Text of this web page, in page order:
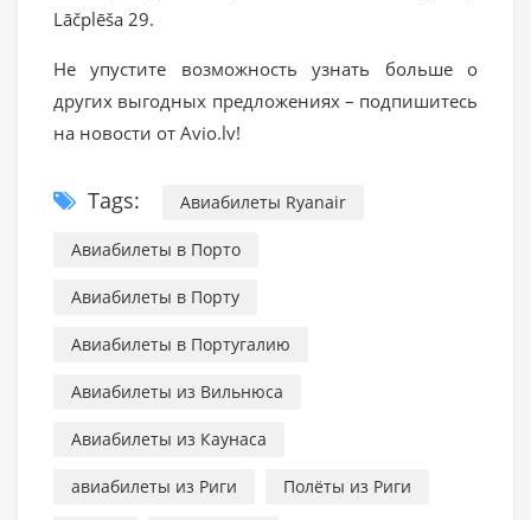
Lāčplēša 29.
Не упустите возможность узнать больше о
других выгодных предложениях – подпишитесь
на новости от Avio.lv!
Tags: Авиабилеты Ryanair
Авиабилеты в Порто
Авиабилеты в Порту
Авиабилеты в Португалию
Авиабилеты из Вильнюса
Авиабилеты из Каунаса
авиабилеты из Риги Полёты из Риги